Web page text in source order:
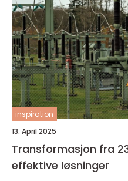
inspiration
13. April 2025
Transformasjon fra
effektive løsninger